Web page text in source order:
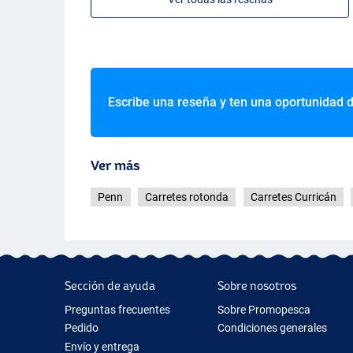
Escribe una reseña y ten una oportunidad
Ver más
Penn Carretes rotonda Carretes Curricán
Sección de ayuda
Preguntas frecuentes
Pedido
Envío y entrega
Sobre nosotros
Sobre Promopesca
Condiciones generales